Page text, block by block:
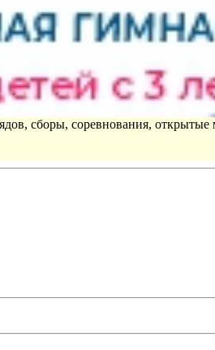
сборы, соревнования, открытые